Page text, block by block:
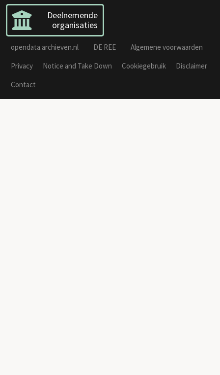
Deelnemende
organisaties
opendata.archieven.nl DE REE
Algemene voorwaarden
Privacy
Notice and Take Down Cookiegebruik
Disclaimer
Contact